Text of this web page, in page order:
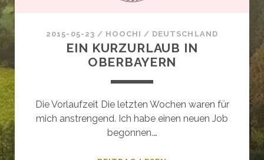
2015-05-23 / HOOCHI / DEUTSCHLAND
EIN KURZURLAUB IN
OBERBAYERN
Die Vorlaufzeit Die letzten Wochen waren für
mich anstrengend. Ich habe einen neuen Job
begonnen.…